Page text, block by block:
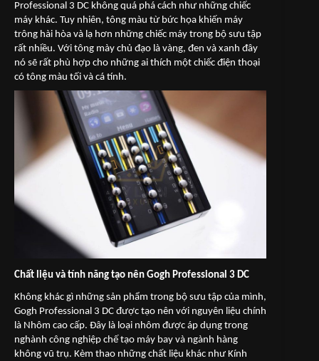
Professional 3 DC không quá phá cách như những chiếc
máy khác. Tuy nhiên, tông màu từ bức họa khiến máy
trông hài hòa và lạ hơn những chiếc máy trong bộ sưu tập
rất nhiều. Với tông mày chủ đạo là vàng, đen và xanh đây
nó sẽ rất phù hợp cho những ai thích một chiếc điện thoại
có tông màu tối và cá tính.
Chất liệu và tính năng tạo nên Gogh Professional 3 DC
Không khác gì những sản phẩm trong bộ sưu tập của mình,
Gogh Professional 3 DC được tạo nên với nguyên liệu chính
là Nhôm cao cấp. Đây là loại nhôm được áp dụng trong
nghành công nghiệp chế tạo máy bay và ngành hàng
không vũ trụ. Kèm thao những chất liệu khác như Kính